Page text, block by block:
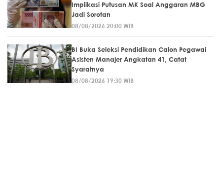
Implikasi Putusan MK Soal Anggaran MBG
Jadi Sorotan
08/08/2026 20:00 WIB
BI Buka Seleksi Pendidikan Calon Pegawai
Asisten Manajer Angkatan 41, Catat
Syaratnya
08/08/2026 19:30 WIB